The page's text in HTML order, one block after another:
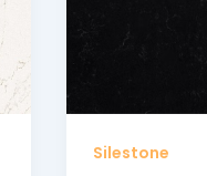
Silestone